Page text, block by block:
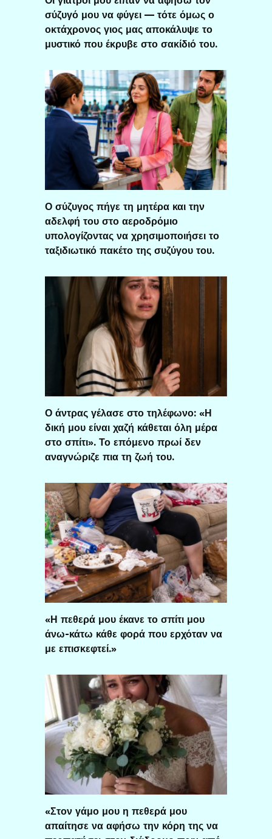
σύζυγό μου να φύγει — τότε όμως ο
οκτάχρονος γιος μας αποκάλυψε το
μυστικό που έκρυβε στο σακίδιό του.
Ο σύζυγος πήγε τη μητέρα και την
αδελφή του στο αεροδρόμιο
υπολογίζοντας να χρησιμοποιήσει το
ταξιδιωτικό πακέτο της συζύγου του.
Ο άντρας γέλασε στο τηλέφωνο: «Η
δική μου είναι χαζή κάθεται όλη μέρα
στο σπίτι». Το επόμενο πρωί δεν
αναγνώριζε πια τη ζωή του.
«Η πεθερά μου έκανε το σπίτι μου
άνω-κάτω κάθε φορά που ερχόταν να
με επισκεφτεί.»
«Στον γάμο μου η πεθερά μου
απαίτησε να αφήσω την κόρη της να